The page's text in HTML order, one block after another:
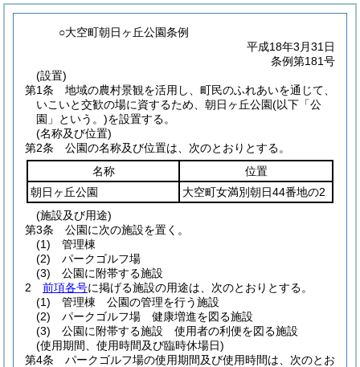
○大空町朝日ヶ丘公園条例
平成18年3月31日
条例第181号
(設置)
第1条
地域の農村景観を活用し、町民のふれあいを通じて、
いこいと交歓の場に資するため、朝日ヶ丘公園(以下「公
園」という。)を設置する。
(名称及び位置)
第2条
公園の名称及び位置は、次のとおりとする。
名称
位置
朝日ヶ丘公園
大空町女満別朝日44番地の2
(施設及び用途)
第3条
公園に次の施設を置く。
(1)
管理棟
(2)
パークゴルフ場
(3)
公園に附帯する施設
2
前項各号に掲げる施設の用途は、次のとおりとする。
(1)
管理棟 公園の管理を行う施設
(2)
パークゴルフ場 健康増進を図る施設
(3)
公園に附帯する施設 使用者の利便を図る施設
(使用期間、使用時間及び臨時休場日)
第4条
パークゴルフ場の使用期間及び使用時間は、次のとお